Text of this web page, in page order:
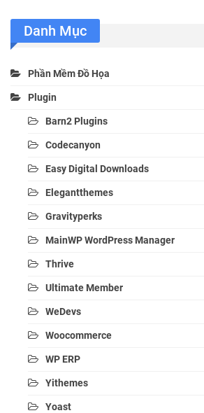
Danh Mục
Phần Mềm Đồ Họa
Plugin
Barn2 Plugins
Codecanyon
Easy Digital Downloads
Elegantthemes
Gravityperks
MainWP WordPress Manager
Thrive
Ultimate Member
WeDevs
Woocommerce
WP ERP
Yithemes
Yoast